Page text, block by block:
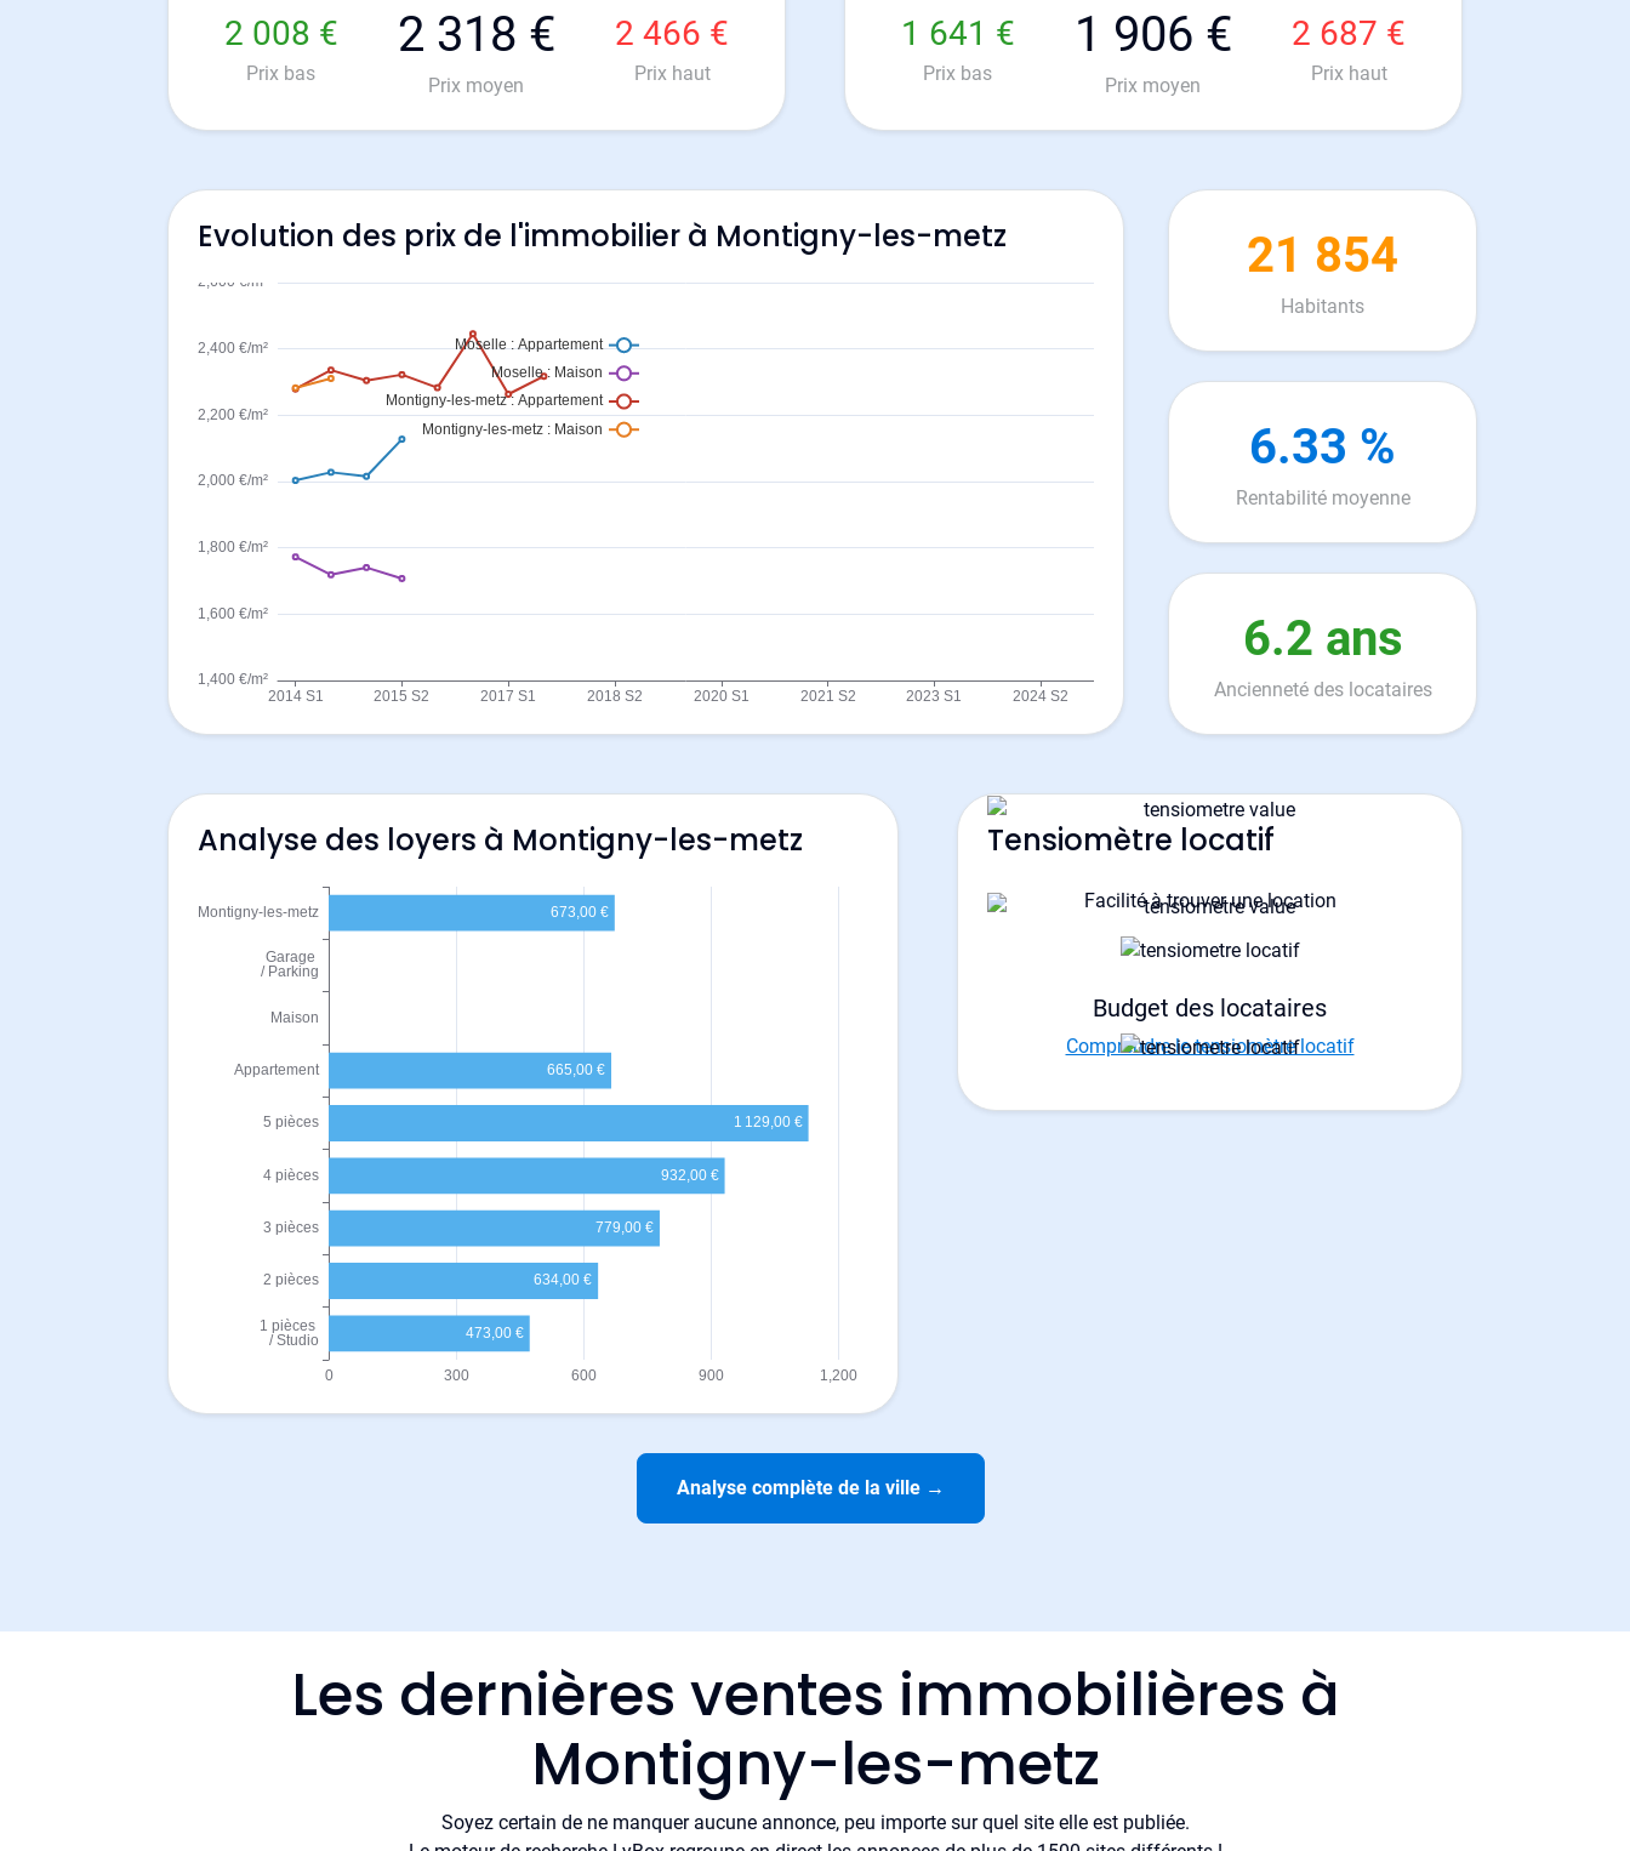
2 008 €
Prix bas
2 318 €
Prix moyen
2 466 €
Prix haut
1 641 €
Prix bas
1 906 €
Prix moyen
2 687 €
Prix haut
Evolution des prix de l'immobilier à Montigny-les-metz 21 854
Habitants
6.33 %
Rentabilité moyenne
6.2 ans
Ancienneté des locataires
Analyse des loyers à Montigny-les-metz Tensiomètre locatif
Facilité à trouver une location
Budget des locataires
Comprendre le tensiomètre locatif
Analyse complète de la ville →
Les dernières ventes immobilières à
Montigny-les-metz
Soyez certain de ne manquer aucune annonce, peu importe sur quel site elle est publiée.